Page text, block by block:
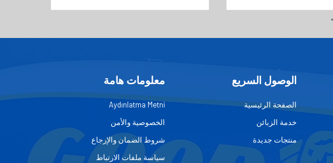
الوصول السريع
الصفحة الرئيسية
خدمة الزبائن
منتجات جديدة
معلومات هامة
Aydınlatma Metni
الخصوصية والأمن
شروط الضمان والإرجاع
سياسة ملفات الارتباط